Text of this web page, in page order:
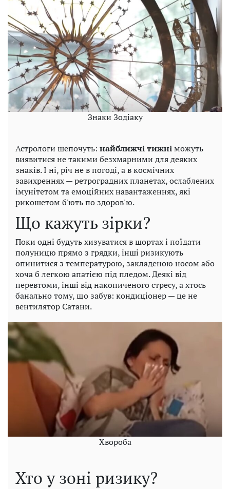
Знаки Зодіаку
Астрологи шепочуть: найближчі тижніможуть
виявитися не такими безхмарними для деяких
знаків. І ні, річ не в погоді, а в космічних
завихреннях — ретроградних планетах, ослаблених
імунітетом та емоційних навантаженнях, які
рикошетом б'ють по здоров'ю.
Що кажуть зірки?
Поки одні будуть хизуватися в шортах і поїдати
полуницю прямо з грядки, інші ризикують
опинитися з температурою, закладеною носом або
хоча б легкою апатією під пледом. Деякі від
перевтоми, інші від накопиченого стресу, а хтось
банально тому, що забув: кондиціонер — це не
вентилятор Сатани.
Хвороба
Хто у зоні ризику?